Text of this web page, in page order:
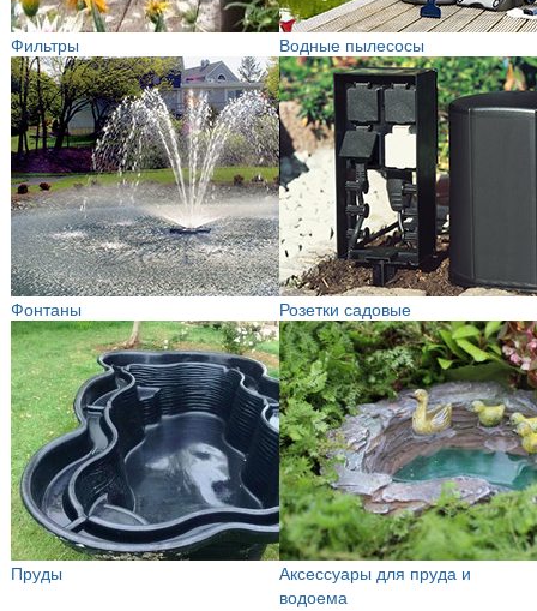
Фильтры Водные пылесосы
Фонтаны Розетки садовые
Пруды
Аксессуары для пруда и
водоема